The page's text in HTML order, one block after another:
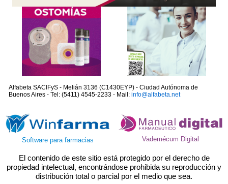
Alfabeta SACIFyS - Melián 3136 (C1430EYP) - Ciudad Autónoma de
Buenos Aires - Tel: (5411) 4545-2233 - Mail: info@alfabeta.net
Software para farmacias Vademécum Digital
El contenido de este sitio está protegido por el derecho de
propiedad intelectual, encontrándose prohibida su reproducción y
distribución total o parcial por el medio que sea.